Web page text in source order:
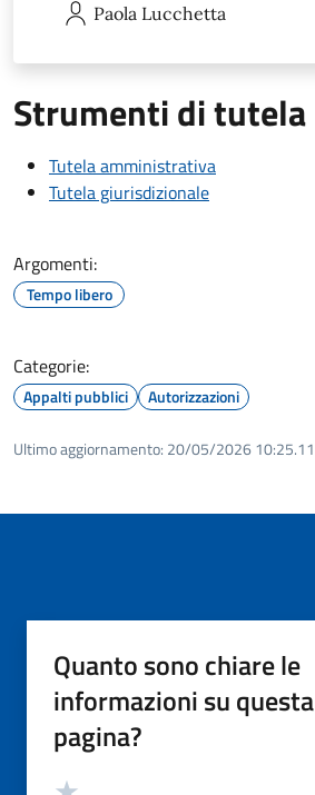
Paola Lucchetta
Strumenti di tutela
Tutela amministrativa
Tutela giurisdizionale
Argomenti:
Tempo libero
Categorie:
Appalti pubblici Autorizzazioni
Ultimo aggiornamento: 20/05/2026 10:25.11
Quanto sono chiare le
informazioni su questa
pagina?
Valutazione